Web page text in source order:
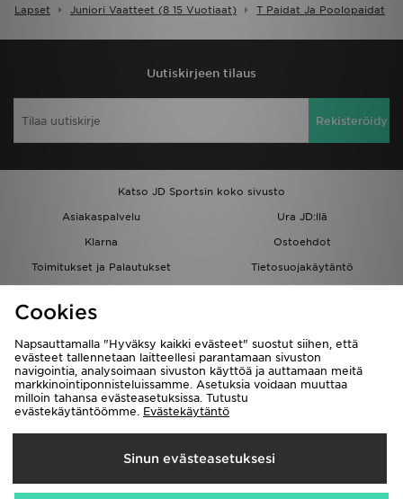
Lapset Juniori Vaatteet (8 15 Vuotiaat) T Paidat Ja Poolopaidat
Uutiskirjeen tilaus
Rekisteröidy
Katso JD Sportsin koko sivusto
Asiakaspalvelu
Ura JD:llä
Klarna
Ostoehdot
Toimitukset ja Palautukset
Tietosuojakäytäntö
Löydä myymälä
Kumppanuusohjelma
JD Blog
Toimitetaan
Suomi
Cookies
Napsauttamalla "Hyväksy kaikki evästeet" suostut siihen, että
evästeet tallennetaan laitteellesi parantamaan sivuston
navigointia, analysoimaan sivuston käyttöä ja auttamaan meitä
markkinointiponnisteluissamme. Asetuksia voidaan muuttaa
milloin tahansa evästeasetuksissa. Tutustu
evästekäytäntöömme. Evästekäytäntö
Sinun evästeasetuksesi